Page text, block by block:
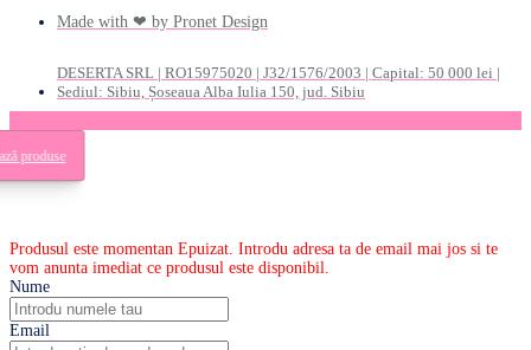
Made with ❤ by Pronet Design
DESERTA SRL | RO15975020 | J32/1576/2003 | Capital: 50 000 lei |
Sediul: Sibiu, Șoseaua Alba Iulia 150, jud. Sibiu
produse
Produsul este momentan Epuizat. Introdu adresa ta de email mai jos si te
vom anunta imediat ce produsul este disponibil.
Nume
Email